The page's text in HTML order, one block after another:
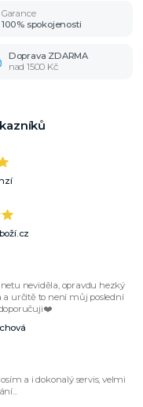
Garance
100% spokojenosti
Doprava ZDARMA
nad 1500 Kč
neviděla, opravdu hezký
a určitě to není můj poslední
a i dokonalý servis, velmi